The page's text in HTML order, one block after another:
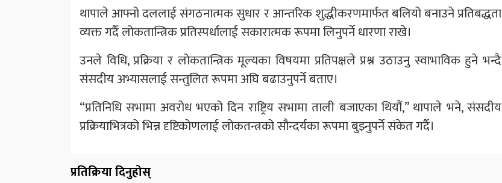
थापाले आफ्नो दललाई संगठनात्मक सुधार र आन्तरिक शुद्धीकरणमार्फत बलियो बनाउने प्रतिबद्धता
व्यक्त गर्दै लोकतान्त्रिक प्रतिस्पर्धालाई सकारात्मक रूपमा लिनुपर्ने धारणा राखे।
उनले विधि, प्रक्रिया र लोकतान्त्रिक मूल्यका विषयमा प्रतिपक्षले प्रश्न उठाउनु स्वाभाविक हुने भन्दै
संसदीय अभ्यासलाई सन्तुलित रूपमा अघि बढाउनुपर्ने बताए।
“प्रतिनिधि सभामा अवरोध भएको दिन राष्ट्रिय सभामा ताली बजाएका थियौं,” थापाले भने, संसदीय
प्रक्रियाभित्रको भिन्न दृष्टिकोणलाई लोकतन्त्रको सौन्दर्यका रूपमा बुझ्नुपर्ने संकेत गर्दै।
प्रतिक्रिया दिनुहोस्